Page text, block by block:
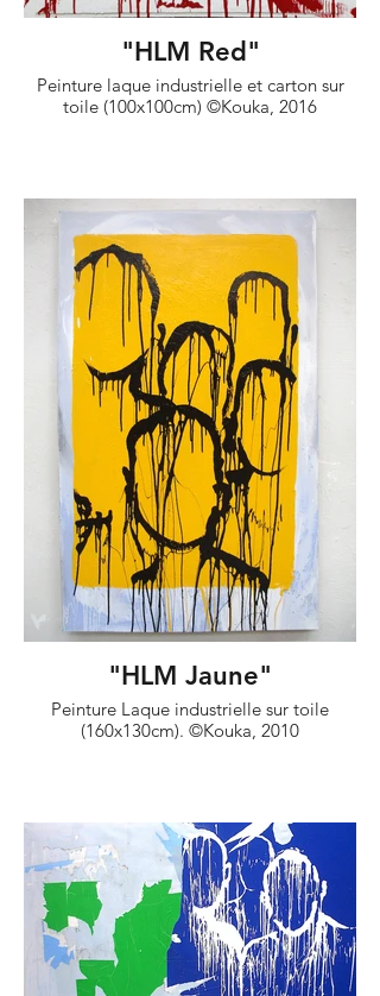
"HLM Red"
Peinture laque industrielle et carton sur
toile (100x100cm) ©Kouka, 2016
"HLM Jaune"
Peinture Laque industrielle sur toile
(160x130cm). ©Kouka, 2010